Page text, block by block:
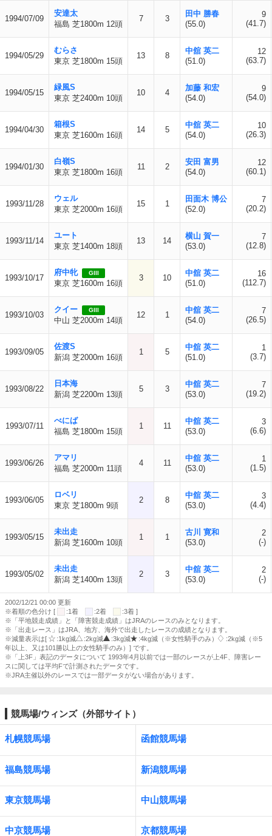
1994/07/09
安達太
福島 芝1800m 12頭
7 3
田中 勝春
(55.0)
9
(41.7)
1994/05/29
むらさ
東京 芝1800m 15頭
13 8
中舘 英二
(51.0)
12
(63.7)
1994/05/15
緑風S
東京 芝2400m 10頭
10 4
加藤 和宏
(54.0)
9
(54.0)
1994/04/30
箱根S
東京 芝1600m 16頭
14 5
中舘 英二
(54.0)
10
(26.3)
1994/01/30
白嶺S
東京 芝1800m 16頭
11 2
安田 富男
(54.0)
12
(60.1)
1993/11/28
ウェル
東京 芝2000m 16頭
15 1
田面木 博公
(52.0)
7
(20.2)
1993/11/14
ユート
東京 芝1400m 18頭
13 14
横山 賀一
(53.0)
7
(12.8)
1993/10/17
府中牝 GIII
東京 芝1600m 16頭
3 10
中舘 英二
(51.0)
16
(112.7)
1993/10/03
クイー GIII
中山 芝2000m 14頭
12 1
中舘 英二
(54.0)
7
(26.5)
1993/09/05
佐渡S
新潟 芝2000m 16頭
1 5
中舘 英二
(51.0)
1
(3.7)
1993/08/22
日本海
新潟 芝2200m 13頭
5 3
中舘 英二
(53.0)
7
(19.2)
1993/07/11
べにば
福島 芝1800m 15頭
1 11
中舘 英二
(53.0)
3
(6.6)
1993/06/26
アマリ
福島 芝2000m 11頭
4 11
中舘 英二
(53.0)
1
(1.5)
1993/06/05
ロベリ
東京 芝1800m 9頭
2 8
中舘 英二
(53.0)
3
(4.4)
1993/05/15
未出走
新潟 芝1600m 10頭
1 1
古川 寛和
(53.0)
2
(-)
1993/05/02
未出走
新潟 芝1400m 13頭
2 3
中舘 英二
(53.0)
2
(-)
2002/12/21 00:00 更新
※着順の色分け [
:1着 :2着
:3着 ]
※「平地競走成績」と「障害競走成績」はJRAのレースのみとなります。
※「出走レース」はJRA、地方、海外で出走したレースの成績となります。
※減量表示は[
:1kg減 :2kg減 :3kg減 :4kg減（※女性騎手のみ）
:2kg減（※5
年以上、又は101勝以上の女性騎手のみ）] です。
※「上3F」表記のデータについて 1993年4月以前では一部のレースが上4F、障害レー
スに関しては平均Fで計測されたデータです。
※JRA主催以外のレースでは一部データがない場合があります。
競馬場/ウィンズ（外部サイト）
札幌競馬場 函館競馬場
福島競馬場 新潟競馬場
東京競馬場 中山競馬場
中京競馬場 京都競馬場